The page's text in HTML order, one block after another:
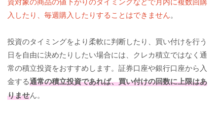
入したり、毎週購入したりすることはできません。
投資のタイミングをより柔軟に判断したり、買い付けを行う
日を自由に決めたりしたい場合には、クレカ積立ではなく通
常の積立投資をおすすめします。証券口座や銀行口座から入
金する通常の積立投資であれば、買い付けの回数に上限はあ
りません。